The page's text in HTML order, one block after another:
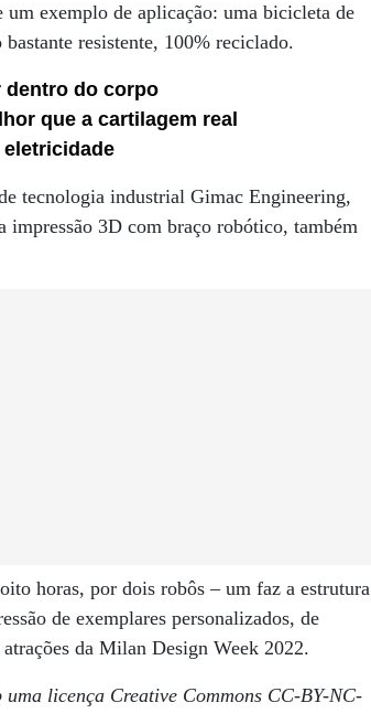
um exemplo de aplicação: uma bicicleta de
resistente, 100% reciclado.
dentro do corpo
que a cartilagem real
tecnologia industrial Gimac Engineering,
impressão 3D com braço robótico, também
horas, por dois robôs – um faz a estrutura
de exemplares personalizados, de
da Milan Design Week 2022.
uma licença Creative Commons CC-BY-NC-